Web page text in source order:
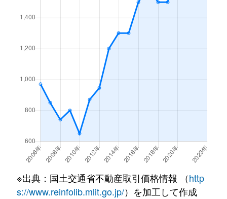
古城
河原町(宮城)
2,300万円
2,100万円
大和町
1,700万円
大和町
1,500万円
大和町
1,400万円 卸町(宮城)
徒歩5分
大和町
1,700万円 卸町(宮城)
徒歩7分
大和町
1,300万円 卸町(宮城)
徒歩6分
※出典：国土交通省不動産取引価格情報 （http
s://www.reinfolib.mlit.go.jp/）を加工して作成